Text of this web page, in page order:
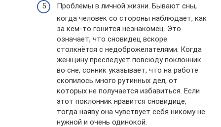
Проблемы в личной жизни. Бывают сны,
когда человек со стороны наблюдает, как
за кем-то гонится незнакомец. Это
означает, что сновидец вскоре
столкнётся с недоброжелателями. Когда
женщину преследует повсюду поклонник
во сне, сонник указывает, что на работе
скопилось много рутинных дел, от
которых не получается избавиться. Если
этот поклонник нравится сновидице,
тогда наяву она чувствует себя никому не
нужной и очень одинокой.